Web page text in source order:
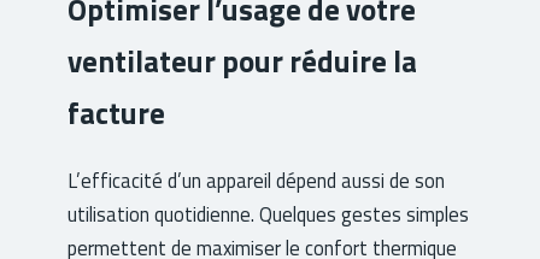
Optimiser l’usage de votre
ventilateur pour réduire la
facture
L’efficacité d’un appareil dépend aussi de son
utilisation quotidienne. Quelques gestes simples
permettent de maximiser le confort thermique